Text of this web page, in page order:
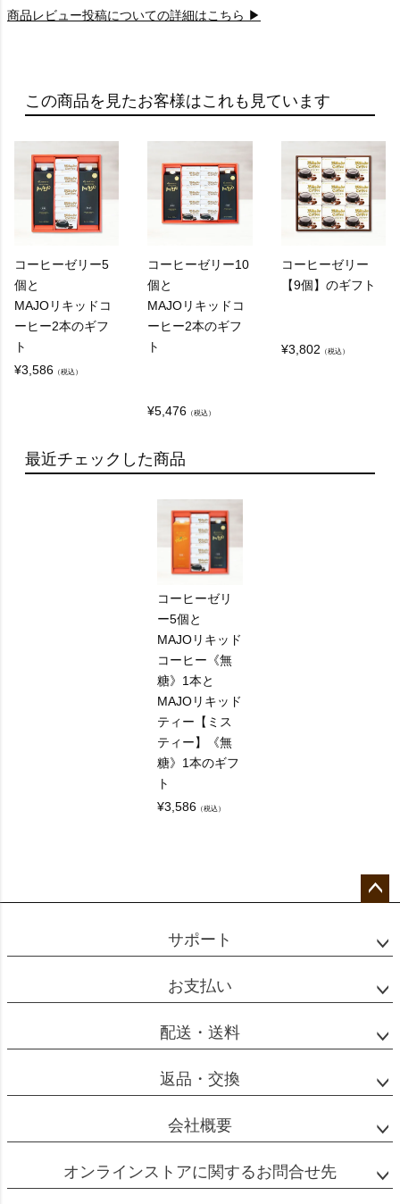
商品レビュー投稿についての詳細はこちら ▶
この商品を見たお客様はこれも見ています
コーヒーゼリー5
個と
MAJOリキッドコ
ーヒー2本のギフ
ト
¥3,586 （税込）
コーヒーゼリー10
個と
MAJOリキッドコ
ーヒー2本のギフ
ト
¥5,476 （税込）
コーヒーゼリー
【9個】のギフト
¥3,802 （税込）
最近チェックした商品
コーヒーゼリ
ー5個と
MAJOリキッド
コーヒー《無
糖》1本と
MAJOリキッド
ティー【ミス
ティー】《無
糖》1本のギフ
ト
¥3,586 （税込）
ップ
サポート
お支払い
配送・送料
返品・交換
会社概要
オンラインストアに関するお問合せ先